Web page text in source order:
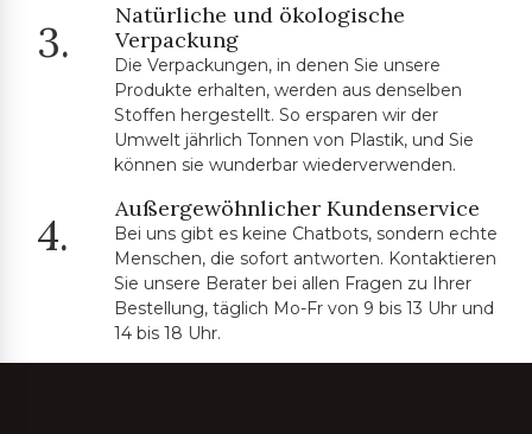
3.
Natürliche und ökologische
Verpackung
Die Verpackungen, in denen Sie unsere
Produkte erhalten, werden aus denselben
Stoffen hergestellt. So ersparen wir der
Umwelt jährlich Tonnen von Plastik, und Sie
können sie wunderbar wiederverwenden.
4.
Außergewöhnlicher Kundenservice
Bei uns gibt es keine Chatbots, sondern echte
Menschen, die sofort antworten. Kontaktieren
Sie unsere Berater bei allen Fragen zu Ihrer
Bestellung, täglich Mo-Fr von 9 bis 13 Uhr und
14 bis 18 Uhr.